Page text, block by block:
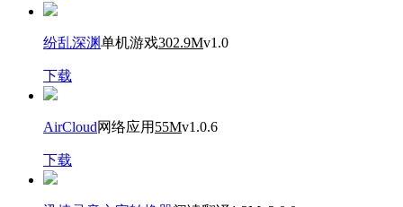
纷乱深渊单机游戏302.9Mv1.0
下载
AirCloud网络应用 55Mv1.0.6
下载